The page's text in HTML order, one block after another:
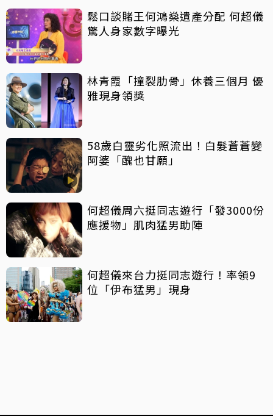
鬆口談賭王何鴻燊遺產分配 何超儀
驚人身家數字曝光
林青霞「撞裂肋骨」休養三個月 優
雅現身領獎
58歲白靈劣化照流出！白髮蒼蒼變
阿婆「醜也甘願」
何超儀周六挺同志遊行「發3000份
應援物」肌肉猛男助陣
何超儀來台力挺同志遊行！率領9
位「伊布猛男」現身